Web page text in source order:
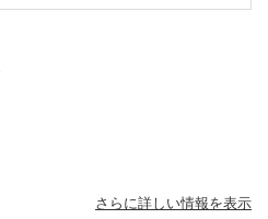
さらに詳しい情報を表示